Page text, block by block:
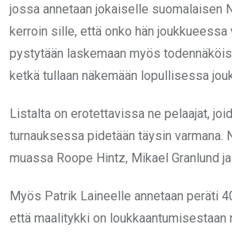
jossa annetaan jokaiselle suomalaisen
kerroin sille, että onko hän joukkueessa
pystytään laskemaan myös
ketkä tullaan näkemään lopullisessa
Listalta on erotettavissa ne pelaajat,
turnauksessa pidetään täysin varmana.
muassa Roope Hintz, Mikael Granlund
Myös Patrik Laineelle annetaan peräti
että maalitykki on loukkaantumisestaan